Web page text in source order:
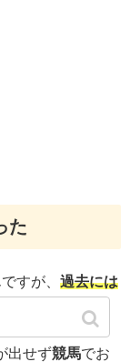
た
すが、 過去には
出せず競馬でお